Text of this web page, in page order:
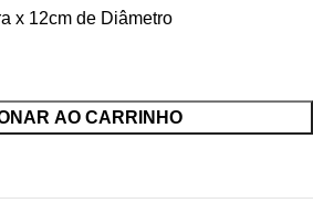
x 12cm de Diâmetro
AO CARRINHO